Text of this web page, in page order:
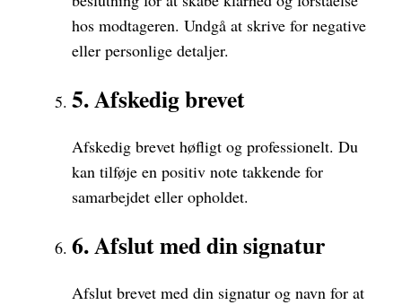
hos modtageren. Undgå at skrive for negative
eller personlige detaljer.
5. Afskedig brevet
Afskedig brevet høfligt og professionelt. Du
kan tilføje en positiv note takkende for
samarbejdet eller opholdet.
6. Afslut med din signatur
Afslut brevet med din signatur og navn for at